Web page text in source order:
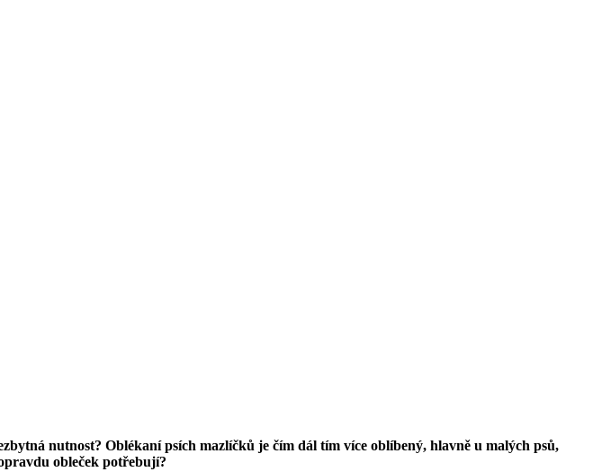
nutnost? Oblékaní psích mazlíčků je čím dál tím více oblíbený, hlavně u malých psů,
obleček potřebují?